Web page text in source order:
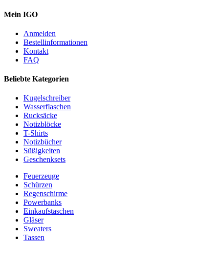
Mein IGO
Anmelden
Bestellinformationen
Kontakt
FAQ
Beliebte Kategorien
Kugelschreiber
Wasserflaschen
Rucksäcke
Notizblöcke
T-Shirts
Notizbücher
Süßigkeiten
Geschenksets
Feuerzeuge
Schürzen
Regenschirme
Powerbanks
Einkaufstaschen
Gläser
Sweaters
Tassen